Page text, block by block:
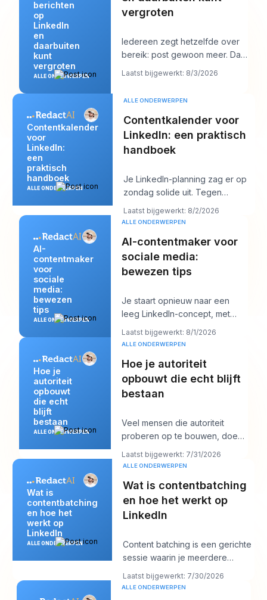
berichten
op
LinkedIn
en
daarbuiten
kunt
vergroten
ALLE ONDERWERPEN
vergroten
Iedereen zegt hetzelfde over
bereik: post gewoon meer. Dat
advies klinkt productief, maar
het verber
Laatst bijgewerkt: 8/3/2026
Contentkalender
voor
LinkedIn:
een
praktisch
handboek
ALLE ONDERWERPEN
ALLE ONDERWERPEN
Contentkalender voor
LinkedIn: een praktisch
handboek
Je LinkedIn-planning zag er op
zondag solide uit. Tegen
donderdag is de wachtrij leeg,
voelt de hook
Laatst bijgewerkt: 8/2/2026
AI-
contentmaker
voor
sociale
media:
bewezen
tips
ALLE ONDERWERPEN
ALLE ONDERWERPEN
AI-contentmaker voor
sociale media:
bewezen tips
Je staart opnieuw naar een
leeg LinkedIn-concept, met
over tien minuten een
klantgesprek en een post
Laatst bijgewerkt: 8/1/2026
Hoe je
autoriteit
opbouwt
die echt
blijft
bestaan
ALLE ONDERWERPEN
ALLE ONDERWERPEN
Hoe je autoriteit
opbouwt die echt blijft
bestaan
Veel mensen die autoriteit
proberen op te bouwen, doen
te veel van het verkeerde. Ze
posten meer, ja
Laatst bijgewerkt: 7/31/2026
Wat is
contentbatching
en hoe het
werkt op
LinkedIn
ALLE ONDERWERPEN
ALLE ONDERWERPEN
Wat is contentbatching
en hoe het werkt op
LinkedIn
Content batching is een gerichte
sessie waarin je meerdere
LinkedIn-posts in één keer maakt
en ze ve
Laatst bijgewerkt: 7/30/2026
ALLE ONDERWERPEN